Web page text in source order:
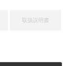
取扱説明書